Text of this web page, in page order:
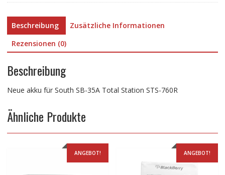
Beschreibung
Zusätzliche Informationen
Rezensionen (0)
Beschreibung
Neue akku für South SB-35A Total Station STS-760R
Ähnliche Produkte
ANGEBOT! ANGEBOT!